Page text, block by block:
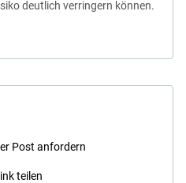
deutlich verringern können.
Post anfordern
teilen